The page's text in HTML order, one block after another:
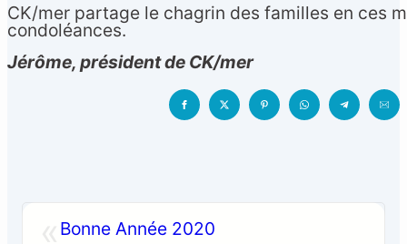
CK/mer partage le chagrin des familles en ces
condoléances.
Jérôme, président de CK/mer
Bonne Année 2020